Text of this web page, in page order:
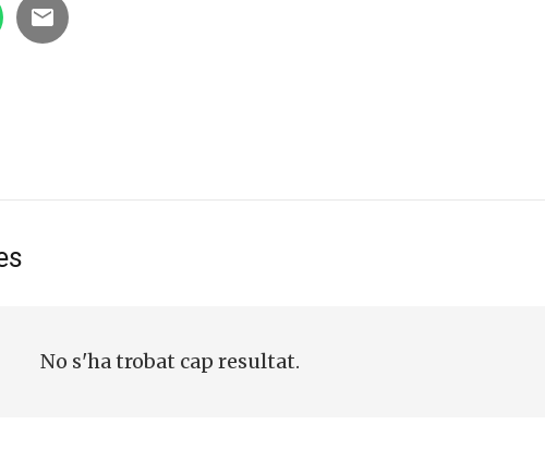
No s'ha trobat cap resultat.